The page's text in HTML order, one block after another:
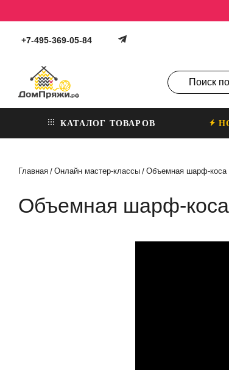
+7-495-369-05-84
КАТАЛОГ ТОВАРОВ
Главная / Онлайн мастер-классы / Объемная шарф-
Объемная шарф-